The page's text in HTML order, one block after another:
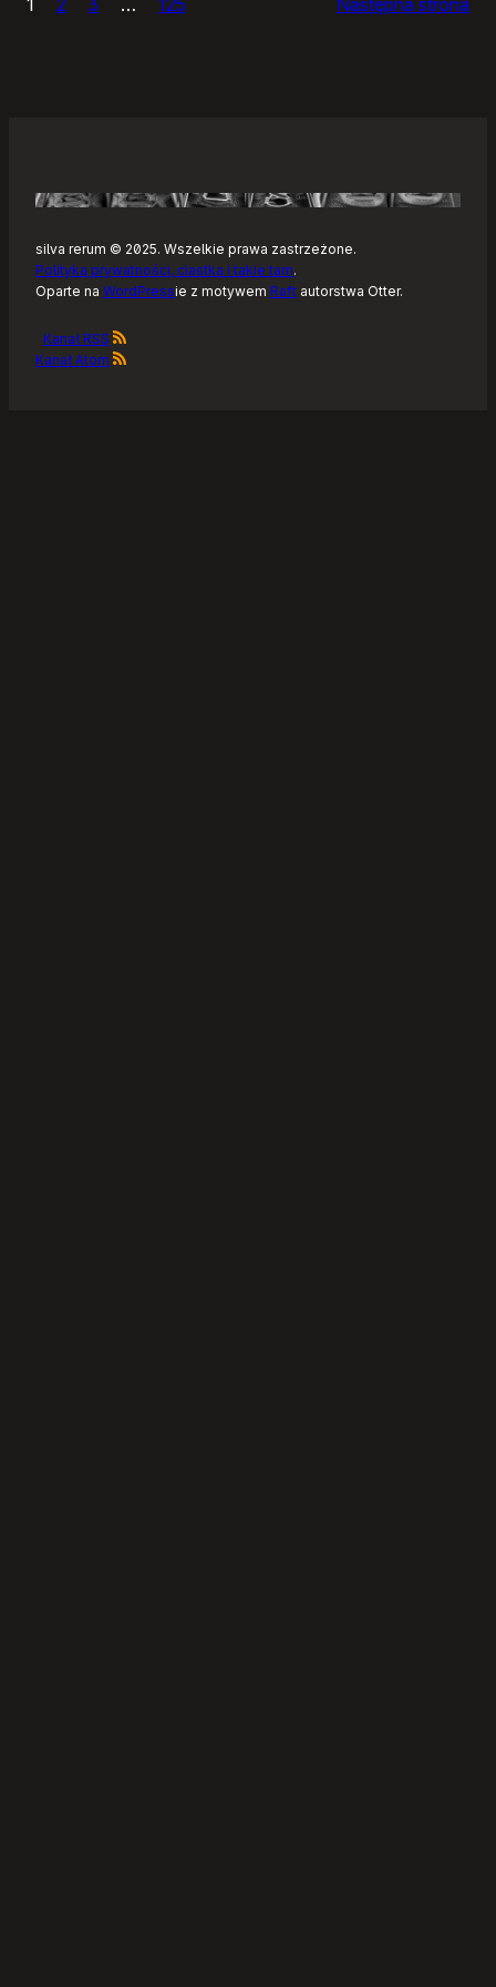
–
Linuksa
silva rerum © 2025. Wszelkie prawa zastrzeżone.
Polityka prywatności, ciastka i takie tam.
Oparte na WordPressie z motywem Raft autorstwa Otter.
Kanał RSS
Kanał Atom